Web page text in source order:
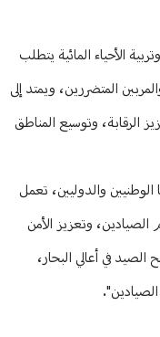
الأحياء المائية يتطلب
المتضررين، ويمتد إلى
الرقابة، وتوسيع المناطق
والدوليين، تعمل
الصيادين، وتعزيز الأمن
الصيد في أعالي البحار،